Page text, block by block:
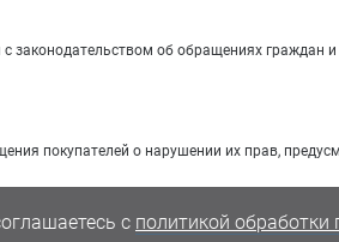
законодательством об обращениях граждан
покупателей о нарушении их прав,
с политикой